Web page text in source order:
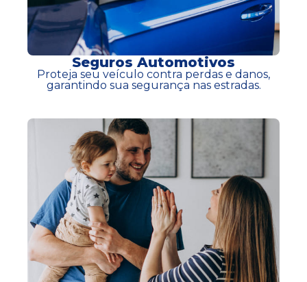
Seguros Automotivos
Proteja seu veículo contra perdas e danos,
garantindo sua segurança nas estradas.